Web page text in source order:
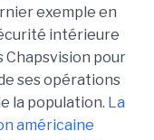
exemple en
intérieure
Chapsvision pour
ses opérations
la population. La
américaine